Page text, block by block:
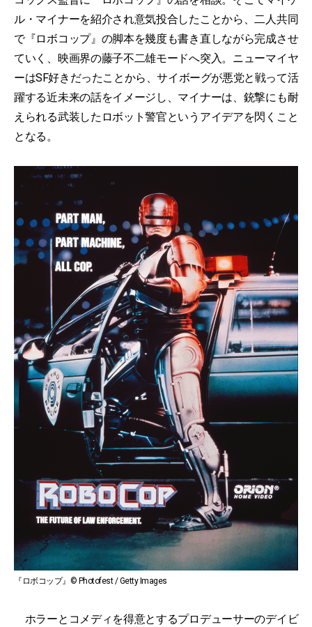
ル・マイナーを紹介され意気投合したことから、二人共同
で『ロボコップ』の脚本を幾度も書き直しながら完成させ
ていく、映画界の藤子不二雄モードへ突入。ニューマイヤ
ーはSF好きだったことから、サイボーグが悪党と戦って活
躍する近未来の話をイメージし、マイナーは、銃撃にも耐
えられる武装したロボット警官というアイデアを閃くこと
となる。
『ロボコップ』© Photofest / Getty Images
ホラーとコメディを得意とするプロデューサーのデイビ